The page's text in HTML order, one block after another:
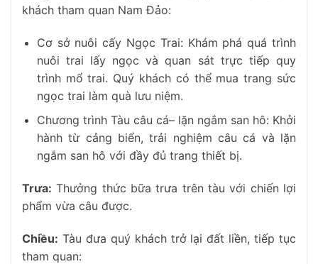
khách tham quan Nam Đảo:
Cơ sở nuôi cấy Ngọc Trai: Khám phá quá trình
nuôi trai lấy ngọc và quan sát trực tiếp quy
trình mổ trai. Quý khách có thể mua trang sức
ngọc trai làm quà lưu niệm.
Chương trình Tàu câu cá– lặn ngắm san hô: Khởi
hành từ cảng biển, trải nghiệm câu cá và lặn
ngắm san hô với đầy đủ trang thiết bị.
Trưa: Thưởng thức bữa trưa trên tàu với chiến lợi
phẩm vừa câu được.
Chiều: Tàu đưa quý khách trở lại đất liền, tiếp tục
tham quan: